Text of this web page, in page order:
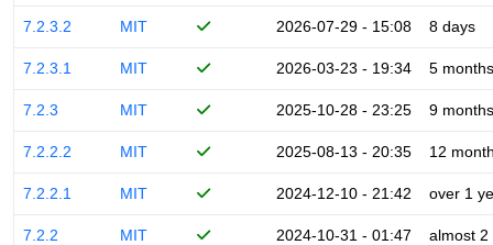
7.2.3.2 MIT 2026-07-29 - 15:08 8 days
7.2.3.1 MIT 2026-03-23 - 19:34 5 months
7.2.3 MIT 2025-10-28 - 23:25 9 months
7.2.2.2 MIT 2025-08-13 - 20:35 12
7.2.2.1 MIT 2024-12-10 - 21:42 over 1
7.2.2 MIT 2024-10-31 - 01:47 almost 2